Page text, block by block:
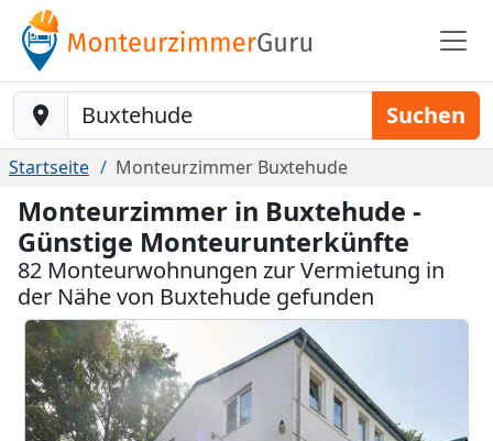
Baustelle-Location Suchen
Startseite Monteurzimmer Buxtehude
Monteurzimmer in Buxtehude -
Günstige Monteurunterkünfte
82 Monteurwohnungen zur Vermietung in
der Nähe von Buxtehude gefunden